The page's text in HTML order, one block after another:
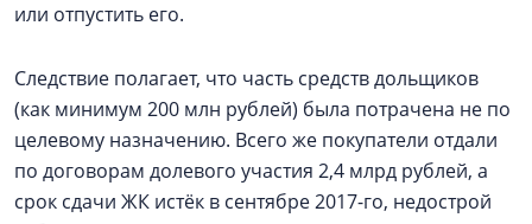
или отпустить его.
Следствие полагает, что часть средств дольщиков
(как минимум 200 млн рублей) была потрачена не по
целевому назначению. Всего же покупатели отдали
по договорам долевого участия 2,4 млрд рублей, а
срок сдачи ЖК истёк в сентябре 2017-го, недострой